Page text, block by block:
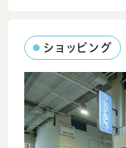
ショッピング